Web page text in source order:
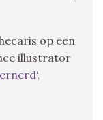
op een
illustrator
‘,